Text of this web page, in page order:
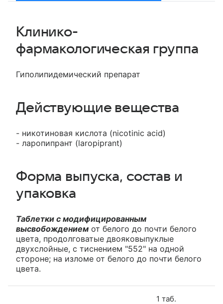
Клинико-
фармакологическая группа
Гиполипидемический препарат
Действующие вещества
- никотиновая кислота (nicotinic acid)
- ларопипрант (laropiprant)
Форма выпуска, состав и
упаковка
Таблетки с модифицированным
высвобождением от белого до почти белого
цвета, продолговатые двояковыпуклые
двухслойные, с тиснением "552" на одной
стороне; на изломе от белого до почти белого
цвета.
1 таб.